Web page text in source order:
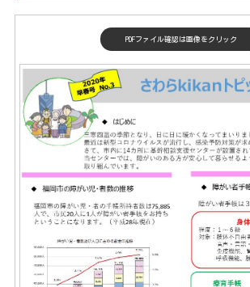
PDFファイル確認は画像をクリック